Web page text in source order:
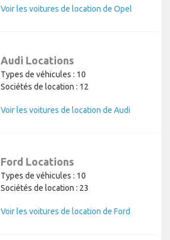
Voir les voitures de location de Opel
Audi Locations
Types de véhicules : 10
Sociétés de location : 12
Voir les voitures de location de Audi
Ford Locations
Types de véhicules : 10
Sociétés de location : 23
Voir les voitures de location de Ford